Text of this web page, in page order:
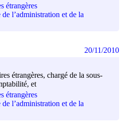
étrangères
l’administration et de la
étrangères, chargé de la sous-
et
étrangères
l’administration et de la
20/11/2010